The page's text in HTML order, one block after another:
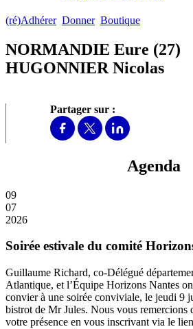
(ré)Adhérer Donner Boutique
NORMANDIE Eure (27)
HUGONNIER Nicolas
Partager sur :
Agenda
09
07
2026
Soirée estivale du comité
Guillaume Richard, co-Délégué
Atlantique, et l’Équipe Horizons Nantes
convier à une soirée conviviale, le jeudi 9
bistrot de Mr Jules. Nous vous
votre présence en vous inscrivant via le